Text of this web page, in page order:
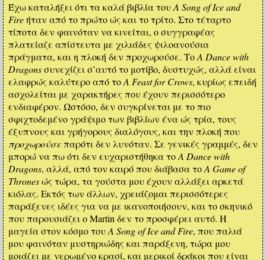
Έχω καταλήξει ότι τα καλά βιβλία τουA Song of Ice and
Fireήταν από το πρώτο ώς και το τρίτο. Στο τέταρτο
τίποτα δεν φαινόταν να κινείται, ο συγγραφέας
πλατείαζε απίστευτα με χιλιάδες ψιλοανούσια
πράγματα, και η πλοκή δεν προχωρούσε. ΤοA Dance with
Dragonsσυνεχίζει σ’αυτό το μοτίβο, δυστυχώς, αλλά είναι
ελαφρώς καλύτερο από τοA Feast for Crows, κυρίως επειδή
ασχολείται με χαρακτήρες που έχουν περισσότερο
ενδιαφέρον. Ωστόσο, δεν συγκρίνεται με το πιο
σφιχτοδεμένο γράψιμο των βιβλίων ένα ώς τρία, τους
έξυπνους και γρήγορους διαλόγους, και την πλοκή που
προχωρούσεπαρότι δεν λυνόταν. Σε γενικές γραμμές, δεν
μπορώ να πω ότι δεν ευχαριστήθηκα τοA Dance with
Dragons, αλλά, από τον καιρό που διάβασα τοA Game of
Thronesώς τώρα, τα γούστα μου έχουν αλλάξει αρκετά
κιόλας. Εκτός των άλλων, χρειάζομαι περισσότερες
παράξενες ιδέες για να με ικανοποιήσουν, και το σκηνικό
που παρουσιάζει ο Martin δεν το προσφέρει αυτό. Η
μαγεία στον κόσμο τουA Song of Ice and Fire, που παλιά
μου φαινόταν μυστηριώδης και παράξενη, τώρα μου
μοιάζει με νερωμένο κρασί, και μερικοί δράκοι που είναι